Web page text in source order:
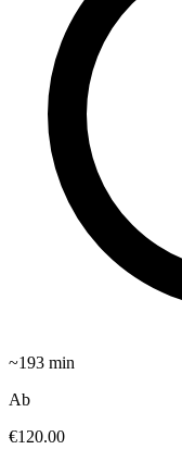
~193 min
Ab
€120.00